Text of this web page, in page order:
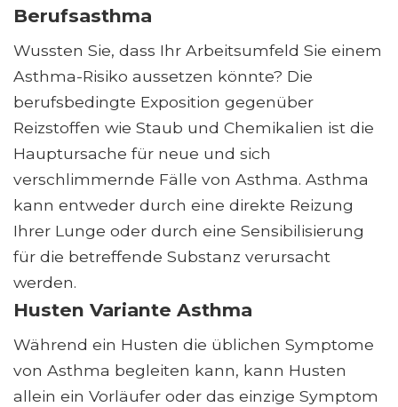
Berufsasthma
Wussten Sie, dass Ihr Arbeitsumfeld Sie einem
Asthma-Risiko aussetzen könnte? Die
berufsbedingte Exposition gegenüber
Reizstoffen wie Staub und Chemikalien ist die
Hauptursache für neue und sich
verschlimmernde Fälle von Asthma. Asthma
kann entweder durch eine direkte Reizung
Ihrer Lunge oder durch eine Sensibilisierung
für die betreffende Substanz verursacht
werden.
Husten Variante Asthma
Während ein Husten die üblichen Symptome
von Asthma begleiten kann, kann Husten
allein ein Vorläufer oder das einzige Symptom